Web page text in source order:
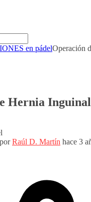
en pádelOperación
Hernia Inguinal
por Raúl D. Martín hace 3